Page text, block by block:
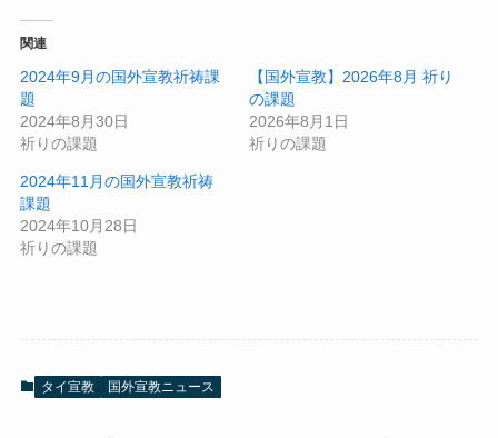
関連
2024年9月の国外宣教祈祷課
題
2024年8月30日
祈りの課題
【国外宣教】2026年8月 祈り
の課題
2026年8月1日
祈りの課題
2024年11月の国外宣教祈祷
課題
2024年10月28日
祈りの課題
タイ宣教 国外宣教ニュース